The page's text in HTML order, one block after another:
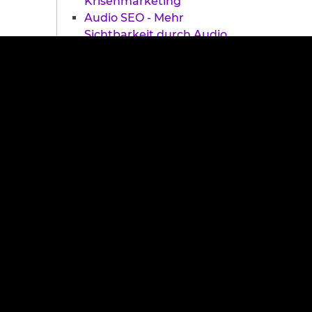
Audio SEO - Mehr
Sichtbarkeit durch Audio